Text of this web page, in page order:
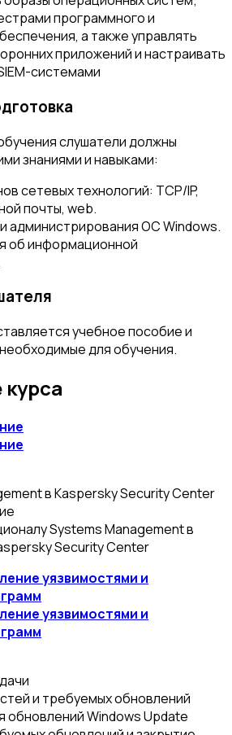
программного и
а также управлять
приложений и настраивать
системами
слушатели должны
знаниями и навыками:
сетевых технологий: TCP/IP,
почты, web.
администрирования ОС Windows.
об информационной
учебное пособие и
для обучения.
в Kaspersky Security Center
Systems Management в
Security Center
уязвимостями и
уязвимостями и
и требуемых обновлений
обновлений Windows Update